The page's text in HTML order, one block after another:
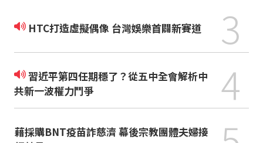
HTC打造虛擬偶像 台灣娛樂首闢新賽道 3
習近平第四任期穩了？從五中全會解析中
共新一波權力鬥爭
4
藉採購BNT疫苗詐慈濟 幕後宗教團體夫婦接